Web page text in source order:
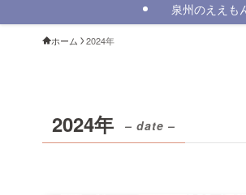
泉州のええも
ホーム 2024年
2024年 – date –